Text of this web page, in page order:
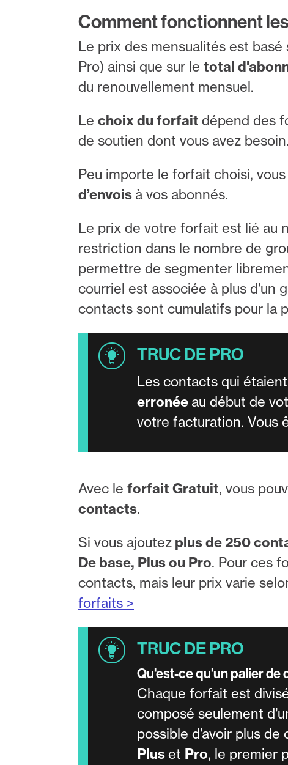
Comment fonctionnent
Le prix des mensualités est basé
Pro) ainsi que sur le total
du renouvellement mensuel.
Le choix du forfait dépend des
de soutien dont vous avez besoin.
Peu importe le forfait choisi,
d’envois à vos abonnés.
Le prix de votre forfait est lié au
restriction dans le nombre de
permettre de segmenter
courriel est associée à plus d'un
contacts sont cumulatifs pour la
Les contacts qui
erronée au début de
votre facturation. Vous
Avec le forfait Gratuit, vous
contacts.
Si vous ajoutez plus de 250
De base, Plus ou Pro. Pour ces
contacts, mais leur prix varie
forfaits >
Qu'est-ce qu'un palier de
Chaque forfait est
composé seulement
possible d’avoir plus
Pluset Pro, le premier